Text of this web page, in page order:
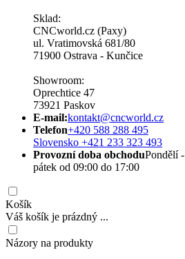
Sklad:
CNCworld.cz (Paxy)
ul. Vratimovská 681/80
71900 Ostrava - Kunčice
Showroom:
Oprechtice 47
73921 Paskov
E-mail:kontakt@cncworld.cz
Telefon+420 588 288 495
Slovensko +421 233 323 493
Provozní doba obchoduPondělí -
pátek od 09:00 do 17:00
Košík
Váš košík je prázdný ...
Názory na produkty